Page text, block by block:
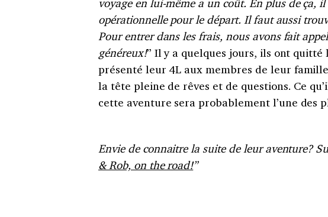
voyage en lui-même a un coût. En plus de ça,
opérationnelle pour le départ. Il faut aussi
Pour entrer dans les frais, nous avons fait
généreux!” Il y a quelques jours, ils ont
présenté leur 4L aux membres de leur
la tête pleine de rêves et de questions. Ce
cette aventure sera probablement l’une des
Envie de connaitre la suite de leur aventure?
& Rob, on the road!”